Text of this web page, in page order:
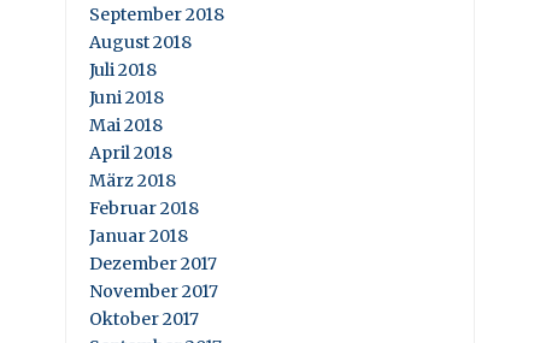
September 2018
August 2018
Juli 2018
Juni 2018
Mai 2018
April 2018
März 2018
Februar 2018
Januar 2018
Dezember 2017
November 2017
Oktober 2017